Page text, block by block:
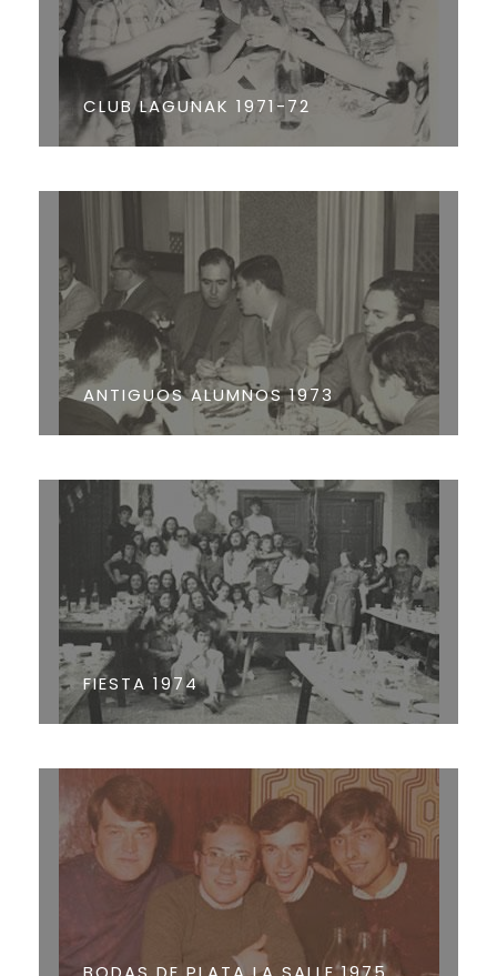
CLUB LAGUNAK 1971-72
ANTIGUOS ALUMNOS 1973
FIESTA 1974